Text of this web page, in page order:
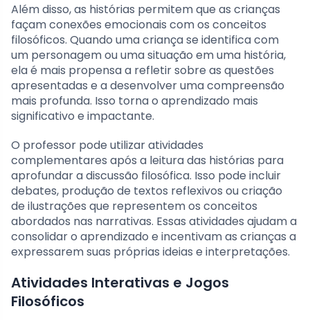
Além disso, as histórias permitem que as crianças
façam conexões emocionais com os conceitos
filosóficos. Quando uma criança se identifica com
um personagem ou uma situação em uma história,
ela é mais propensa a refletir sobre as questões
apresentadas e a desenvolver uma compreensão
mais profunda. Isso torna o aprendizado mais
significativo e impactante.
O professor pode utilizar atividades
complementares após a leitura das histórias para
aprofundar a discussão filosófica. Isso pode incluir
debates, produção de textos reflexivos ou criação
de ilustrações que representem os conceitos
abordados nas narrativas. Essas atividades ajudam a
consolidar o aprendizado e incentivam as crianças a
expressarem suas próprias ideias e interpretações.
Atividades Interativas e Jogos
Filosóficos